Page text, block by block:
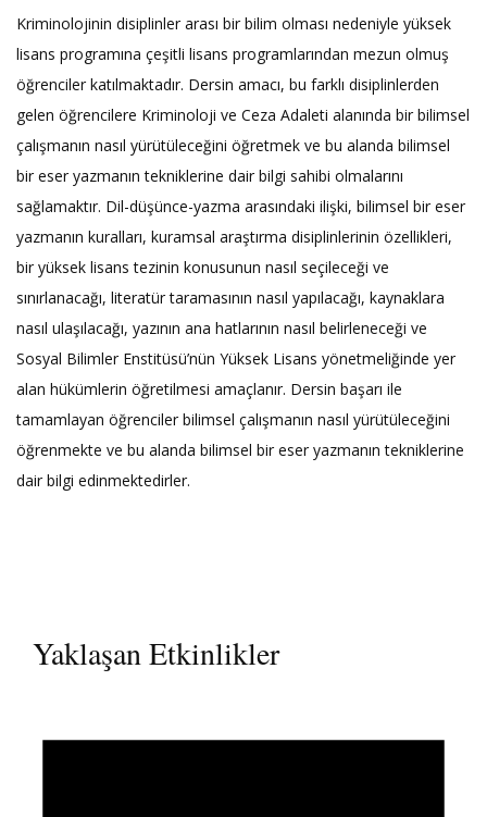
Kriminolojinin disiplinler arası bir bilim olması nedeniyle yüksek
lisans programına çeşitli lisans programlarından mezun olmuş
öğrenciler katılmaktadır. Dersin amacı, bu farklı disiplinlerden
gelen öğrencilere Kriminoloji ve Ceza Adaleti alanında bir bilimsel
çalışmanın nasıl yürütüleceğini öğretmek ve bu alanda bilimsel
bir eser yazmanın tekniklerine dair bilgi sahibi olmalarını
sağlamaktır. Dil-düşünce-yazma arasındaki ilişki, bilimsel bir eser
yazmanın kuralları, kuramsal araştırma disiplinlerinin özellikleri,
bir yüksek lisans tezinin konusunun nasıl seçileceği ve
sınırlanacağı, literatür taramasının nasıl yapılacağı, kaynaklara
nasıl ulaşılacağı, yazının ana hatlarının nasıl belirleneceği ve
Sosyal Bilimler Enstitüsü’nün Yüksek Lisans yönetmeliğinde yer
alan hükümlerin öğretilmesi amaçlanır. Dersin başarı ile
tamamlayan öğrenciler bilimsel çalışmanın nasıl yürütüleceğini
öğrenmekte ve bu alanda bilimsel bir eser yazmanın tekniklerine
dair bilgi edinmektedirler.
Yaklaşan Etkinlikler